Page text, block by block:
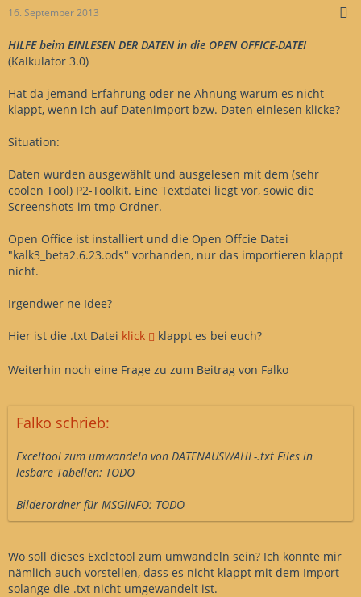
16. September 2013
HILFE beim EINLESEN DER DATEN in die OPEN OFFICE-DATEI
(Kalkulator 3.0)
Hat da jemand Erfahrung oder ne Ahnung warum es nicht
klappt, wenn ich auf Datenimport bzw. Daten einlesen klicke?
Situation:
Daten wurden ausgewählt und ausgelesen mit dem (sehr
coolen Tool) P2-Toolkit. Eine Textdatei liegt vor, sowie die
Screenshots im tmp Ordner.
Open Office ist installiert und die Open Offcie Datei
"kalk3_beta2.6.23.ods" vorhanden, nur das importieren klappt
nicht.
Irgendwer ne Idee?
Hier ist die .txt Datei klick klappt es bei euch?
Weiterhin noch eine Frage zu zum Beitrag von Falko
Falko schrieb:
Exceltool zum umwandeln von DATENAUSWAHL-.txt Files in
lesbare Tabellen: TODO
Bilderordner für MSGiNFO: TODO
Wo soll dieses Excletool zum umwandeln sein? Ich könnte mir
nämlich auch vorstellen, dass es nicht klappt mit dem Import
solange die .txt nicht umgewandelt ist.